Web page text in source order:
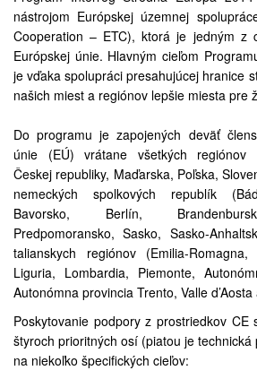
nástrojom Európskej územnej
Cooperation – ETC), ktorá je jedným z
Európskej únie. Hlavným cieľom
je vďaka spolupráci presahujúcej hranice
našich miest a regiónov lepšie miesta pre
Do programu je zapojených deväť
únie (EÚ) vrátane všetkých regiónov
Českej republiky, Maďarska, Poľska,
nemeckých spolkových republík
Bavorsko, Berlín,
Predpomoransko, Sasko, Sasko-
talianskych regiónov (Emilia-
Liguria, Lombardia, Piemonte,
Autonómna provincia Trento, Valle d’Aosta
Poskytovanie podpory z prostriedkov CE
štyroch prioritných osí (piatou je
na niekoľko špecifických cieľov: